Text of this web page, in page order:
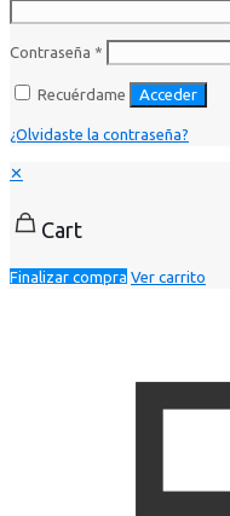
Contraseña *
Recuérdame Acceder
¿Olvidaste la contraseña?
✕
Cart
Finalizar compra Ver carrito